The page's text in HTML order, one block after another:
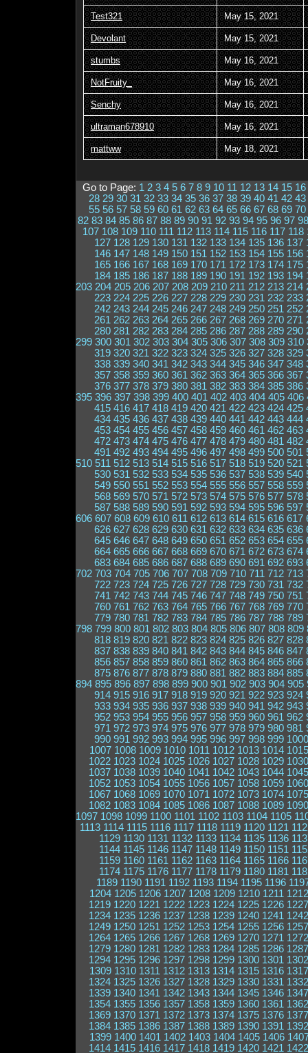
Test321 May 15, 2021
Devolant May 15, 2021
stumbs May 16, 2021
NotFruity_ May 16, 2021
Senchy May 16, 2021
ultraman678910 May 16, 2021
mattww May 18, 2021
Go to Page: 1 2 3 4 5 6 7 8 9 10 11 12 13 14 15 16
28 29 30 31 32 33 34 35 36 37 38 39 40 41 42 43
55 56 57 58 59 60 61 62 63 64 65 66 67 68 69 70
82 83 84 85 86 87 88 89 90 91 92 93 94 95 96 97 98
107 108 109 110 111 112 113 114 115 116 117 118
127 128 129 130 131 132 133 134 135 136 137
146 147 148 149 150 151 152 153 154 155 156
165 166 167 168 169 170 171 172 173 174 175
184 185 186 187 188 189 190 191 192 193 194
203 204 205 206 207 208 209 210 211 212 213 214
223 224 225 226 227 228 229 230 231 232 233
242 243 244 245 246 247 248 249 250 251 252
261 262 263 264 265 266 267 268 269 270 271
280 281 282 283 284 285 286 287 288 289 290
299 300 301 302 303 304 305 306 307 308 309 310
319 320 321 322 323 324 325 326 327 328 329
338 339 340 341 342 343 344 345 346 347 348
357 358 359 360 361 362 363 364 365 366 367
376 377 378 379 380 381 382 383 384 385 386
395 396 397 398 399 400 401 402 403 404 405 406
415 416 417 418 419 420 421 422 423 424 425
434 435 436 437 438 439 440 441 442 443 444
453 454 455 456 457 458 459 460 461 462 463
472 473 474 475 476 477 478 479 480 481 482
491 492 493 494 495 496 497 498 499 500 501
510 511 512 513 514 515 516 517 518 519 520 521
530 531 532 533 534 535 536 537 538 539 540
549 550 551 552 553 554 555 556 557 558 559
568 569 570 571 572 573 574 575 576 577 578
587 588 589 590 591 592 593 594 595 596 597
606 607 608 609 610 611 612 613 614 615 616 617
626 627 628 629 630 631 632 633 634 635 636
645 646 647 648 649 650 651 652 653 654 655
664 665 666 667 668 669 670 671 672 673 674
683 684 685 686 687 688 689 690 691 692 693
702 703 704 705 706 707 708 709 710 711 712 713
722 723 724 725 726 727 728 729 730 731 732
741 742 743 744 745 746 747 748 749 750 751
760 761 762 763 764 765 766 767 768 769 770
779 780 781 782 783 784 785 786 787 788 789
798 799 800 801 802 803 804 805 806 807 808 809
818 819 820 821 822 823 824 825 826 827 828
837 838 839 840 841 842 843 844 845 846 847
856 857 858 859 860 861 862 863 864 865 866
875 876 877 878 879 880 881 882 883 884 885
894 895 896 897 898 899 900 901 902 903 904 905
914 915 916 917 918 919 920 921 922 923 924
933 934 935 936 937 938 939 940 941 942 943
952 953 954 955 956 957 958 959 960 961 962
971 972 973 974 975 976 977 978 979 980 981
990 991 992 993 994 995 996 997 998 999 1000
1007 1008 1009 1010 1011 1012 1013 1014 1015
1022 1023 1024 1025 1026 1027 1028 1029 1030
1037 1038 1039 1040 1041 1042 1043 1044 1045
1052 1053 1054 1055 1056 1057 1058 1059 1060
1067 1068 1069 1070 1071 1072 1073 1074 1075
1082 1083 1084 1085 1086 1087 1088 1089 1090
1097 1098 1099 1100 1101 1102 1103 1104 1105
1113 1114 1115 1116 1117 1118 1119 1120 1121
1129 1130 1131 1132 1133 1134 1135 1136
1144 1145 1146 1147 1148 1149 1150 1151
1159 1160 1161 1162 1163 1164 1165 1166
1174 1175 1176 1177 1178 1179 1180 1181
1189 1190 1191 1192 1193 1194 1195 1196
1204 1205 1206 1207 1208 1209 1210 1211 1212
1219 1220 1221 1222 1223 1224 1225 1226 1227
1234 1235 1236 1237 1238 1239 1240 1241 1242
1249 1250 1251 1252 1253 1254 1255 1256 1257
1264 1265 1266 1267 1268 1269 1270 1271 1272
1279 1280 1281 1282 1283 1284 1285 1286 1287
1294 1295 1296 1297 1298 1299 1300 1301 1302
1309 1310 1311 1312 1313 1314 1315 1316 1317
1324 1325 1326 1327 1328 1329 1330 1331 1332
1339 1340 1341 1342 1343 1344 1345 1346 1347
1354 1355 1356 1357 1358 1359 1360 1361 1362
1369 1370 1371 1372 1373 1374 1375 1376 1377
1384 1385 1386 1387 1388 1389 1390 1391 1392
1399 1400 1401 1402 1403 1404 1405 1406
1414 1415 1416 1417 1418 1419 1420 1421 1422